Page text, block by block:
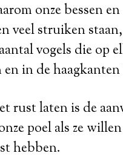
onze bessen
veel struiken
vogels die op
in de
rust laten is de
poel als ze
hebben.